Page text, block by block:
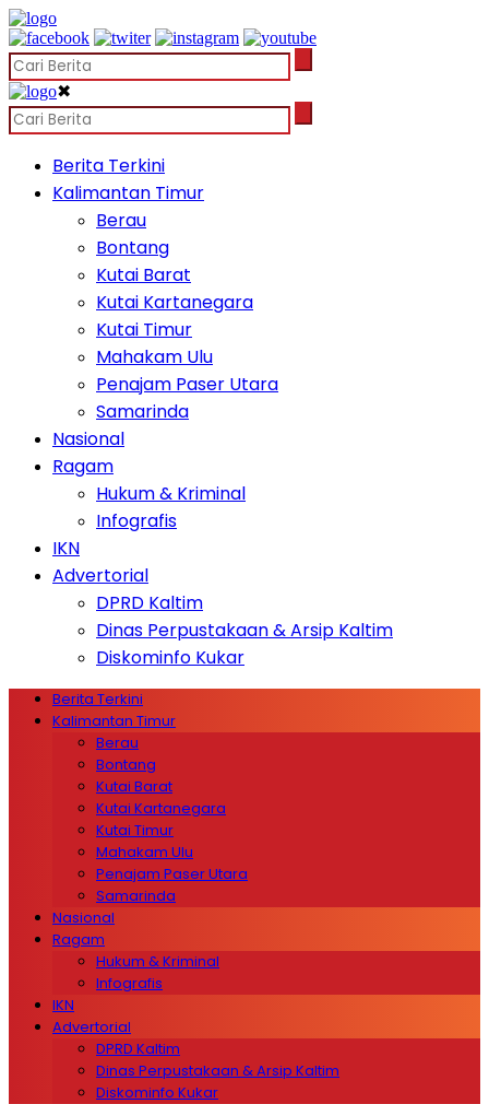
✖
Berita Terkini
Kalimantan Timur
Berau
Bontang
Kutai Barat
Kutai Kartanegara
Kutai Timur
Mahakam Ulu
Penajam Paser Utara
Samarinda
Nasional
Ragam
Hukum & Kriminal
Infografis
IKN
Advertorial
DPRD Kaltim
Dinas Perpustakaan & Arsip Kaltim
Diskominfo Kukar
Berita Terkini
Kalimantan Timur
Berau
Bontang
Kutai Barat
Kutai Kartanegara
Kutai Timur
Mahakam Ulu
Penajam Paser Utara
Samarinda
Nasional
Ragam
Hukum & Kriminal
Infografis
IKN
Advertorial
DPRD Kaltim
Dinas Perpustakaan & Arsip Kaltim
Diskominfo Kukar